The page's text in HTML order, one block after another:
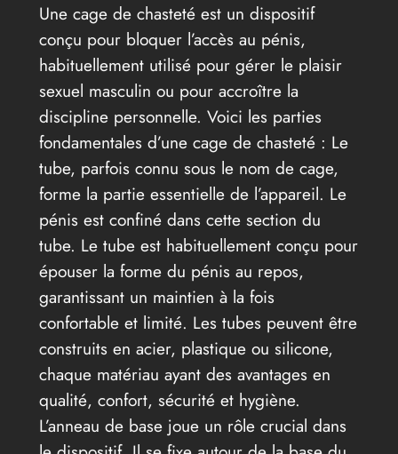
Une cage de chasteté est un dispositif
conçu pour bloquer l’accès au pénis,
habituellement utilisé pour gérer le plaisir
sexuel masculin ou pour accroître la
discipline personnelle. Voici les parties
fondamentales d’une cage de chasteté : Le
tube, parfois connu sous le nom de cage,
forme la partie essentielle de l’appareil. Le
pénis est confiné dans cette section du
tube. Le tube est habituellement conçu pour
épouser la forme du pénis au repos,
garantissant un maintien à la fois
confortable et limité. Les tubes peuvent être
construits en acier, plastique ou silicone,
chaque matériau ayant des avantages en
qualité, confort, sécurité et hygiène.
L’anneau de base joue un rôle crucial dans